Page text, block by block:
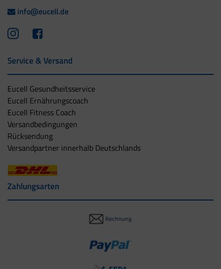
info@eucell.de
Service & Versand
Eucell Gesundheitsservice
Eucell Ernährungscoach
Eucell Fitness Coach
Versandbedingungen
Rücksendung
Versandpartner innerhalb Deutschlands
Zahlungsarten